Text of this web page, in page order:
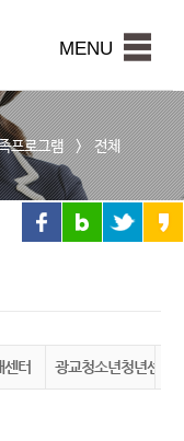
MENU
프로그램>전체
센터 광교청소년청년센터